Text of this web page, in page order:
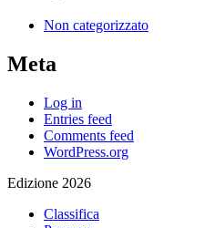
Non categorizzato
Meta
Log in
Entries feed
Comments feed
WordPress.org
Edizione 2026
Classifica